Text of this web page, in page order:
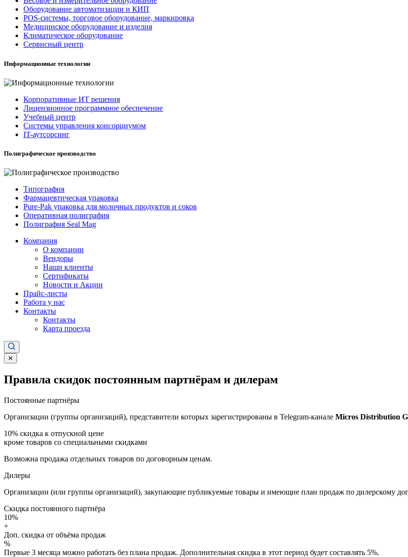
Оборудование автоматизации и КИП
POS-системы, торговое оборудование, маркировка
Медицинское оборудование и изделия
Климатическое оборудование
Сервисный центр
Информационные технологии
Корпоративные ИТ решения
Лицензионное программное обеспечение
Учебный центр
Системы управления консорциумом
IT-аутсорсинг
Полиграфическое производство
Типография
Фармацевтическая упаковка
Pure-Pak упаковка для молочных продуктов и соков
Оперативная полиграфия
Полиграфия Seal Mag
Компания
О компании
Вендоры
Наши клиенты
Сертификаты
Новости и Акции
Прайс-листы
Работа у нас
Контакты
Контакты
Карта проезда
✕
Правила скидок постоянным партнёрам и дилерам
Постоянные партнёры
Организации (группы организаций), представители которых зарегистрированы в Telegram-канале Micros Distribution
10% скидка к отпускной цене
кроме товаров со специальными скидками
Возможна продажа отдельных товаров по договорным ценам.
Дилеры
Организации (или группы организаций), закупающие публикуемые товары и имеющие план продаж по дилерскому
Скидка постоянного партнёра
10%
+
Доп. скидка от объёма продаж
%
Первые 3 месяца можно работать без плана продаж. Дополнительная скидка в этот период будет составлять 5%.